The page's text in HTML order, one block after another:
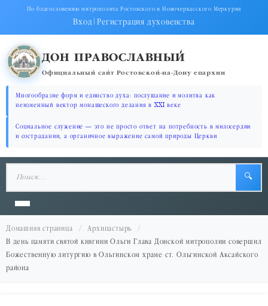
По благословению митрополита Ростовского и Новочеркасского Меркурия
Вход|Регистрация духовенства
ДОН ПРАВОСЛАВНЫЙ
Официальный сайт Ростовской-на-Дону епархии
Многообразие форм и единство духа: послушание и молитва как
неизменный вектор монашеского делания в XXI веке
Социальное служение — это не просто ответ на потребность в милосердии
и сострадании, а органичное выражение самой природы Церкви
🔍
Домашняя страница
Архипастырь
В день памяти святой княгини Ольги Глава Донской митрополии совершил
Божественную литургию в Ольгинском храме ст. Ольгинской Аксайского
района